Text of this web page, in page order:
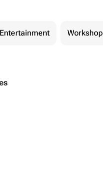
Entertainment Workshops